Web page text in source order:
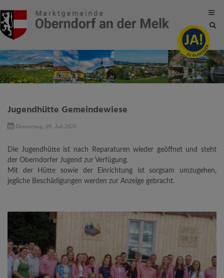
Site
Jugendhütte Gemeindewiese
Donnerstag, 09. Juli 2026
Die Jugendhütte ist nach Reparaturen wieder geöffnet und steht
der Oberndorfer Jugend zur Verfügung.
Mit der Hütte sowie der Einrichtung ist sorgsam umzugehen,
jegliche Beschädigungen werden zur Anzeige gebracht.